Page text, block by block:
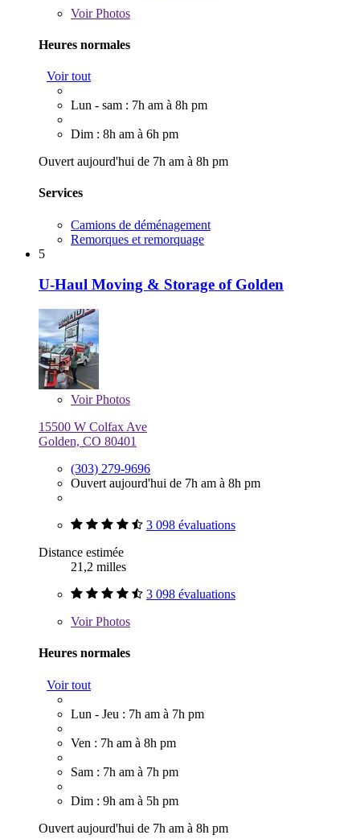
VoirPhotos
Heures normales
Voir tout
Lun - sam : 7h am à 8h pm
Dim : 8h am à 6h pm
Ouvert aujourd'hui de 7h am à 8h pm
Services
Camions de déménagement
Remorques et remorquage
5
U-Haul Moving & Storage of Golden
VoirPhotos
15500 W Colfax Ave
Golden, CO 80401
(303) 279-9696
Ouvert aujourd'hui de 7h am à 8h pm
3 098 évaluations
Distance estimée
21,2 milles
3 098 évaluations
VoirPhotos
Heures normales
Voir tout
Lun - Jeu : 7h am à 7h pm
Ven : 7h am à 8h pm
Sam : 7h am à 7h pm
Dim : 9h am à 5h pm
Ouvert aujourd'hui de 7h am à 8h pm